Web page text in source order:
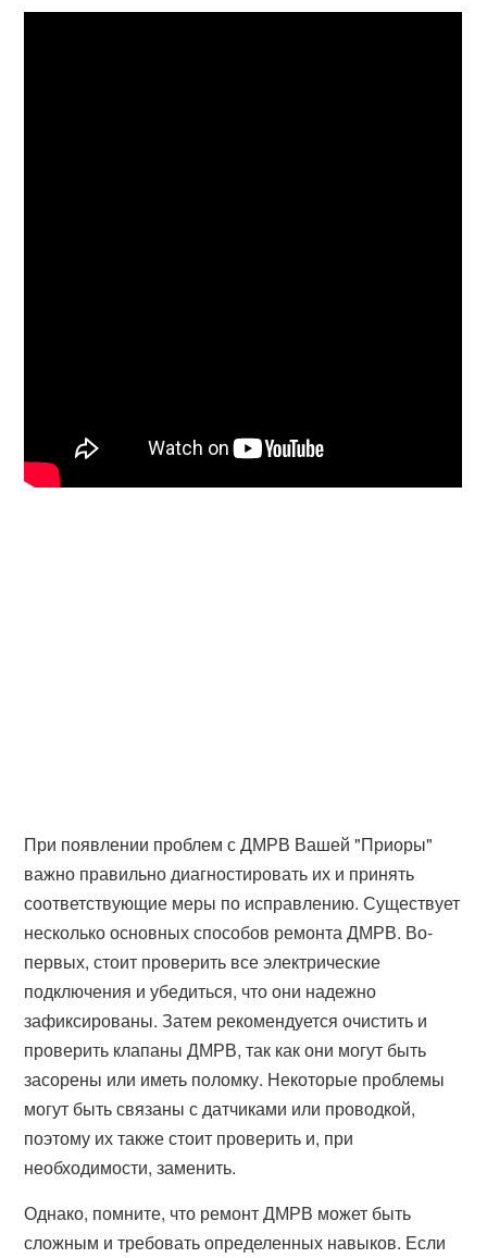
При появлении проблем с ДМРВ Вашей "Приоры"
важно правильно диагностировать их и принять
соответствующие меры по исправлению. Существует
несколько основных способов ремонта ДМРВ. Во-
первых, стоит проверить все электрические
подключения и убедиться, что они надежно
зафиксированы. Затем рекомендуется очистить и
проверить клапаны ДМРВ, так как они могут быть
засорены или иметь поломку. Некоторые проблемы
могут быть связаны с датчиками или проводкой,
поэтому их также стоит проверить и, при
необходимости, заменить.
Однако, помните, что ремонт ДМРВ может быть
сложным и требовать определенных навыков. Если